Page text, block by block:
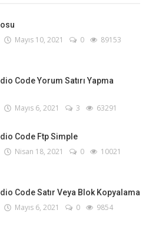
Mayıs 10, 2021 0 89153
Code Yorum Satırı Yapma
Mayıs 6, 2021 3 63291
Code Ftp Simple
Nisan 18, 2021 0 10021
Code Satır Veya Blok Kopyalama
Mayıs 6, 2021 0 9854